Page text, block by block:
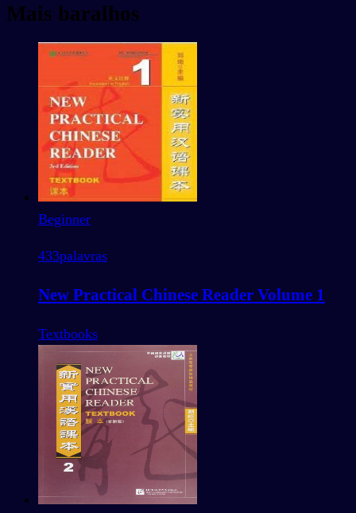
Mais baralhos
Beginner
433palavras
New Practical Chinese Reader Volume 1
Textbooks